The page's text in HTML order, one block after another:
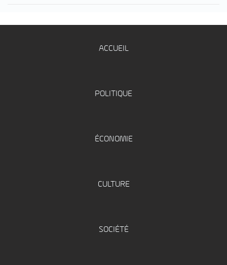
ACCUEIL
POLITIQUE
ÉCONOMIE
CULTURE
SOCIÉTÉ